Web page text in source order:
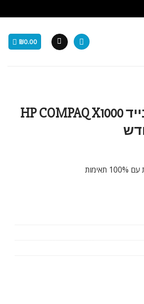
₪0.00
סוללה חליפית 6 תאים למחשב נייד HP COMPAQ X1000